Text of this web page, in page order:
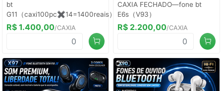
bt
G11（caxi100pc✖️14=1400reais）
R$ 1.400,00/CAXIA
CAXIA FECHADO—fone bt
E6s（V93）
R$ 2.200,00/CAXIA